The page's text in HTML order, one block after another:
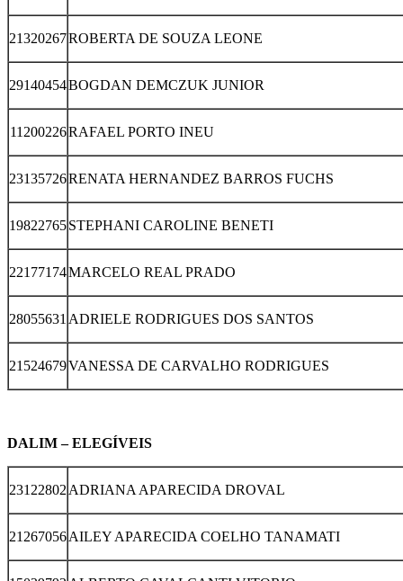
21320267ROBERTA DE SOUZA LEONE
29140454BOGDAN DEMCZUK JUNIOR
11200226RAFAEL PORTO INEU
23135726RENATA HERNANDEZ BARROS FUCHS
19822765STEPHANI CAROLINE BENETI
22177174MARCELO REAL PRADO
28055631 ADRIELE RODRIGUES DOS SANTOS
21524679VANESSA DE CARVALHO RODRIGUES
DALIM – ELEGÍVEIS
23122802 ADRIANA APARECIDA DROVAL
21267056AILEY APARECIDA COELHO TANAMATI